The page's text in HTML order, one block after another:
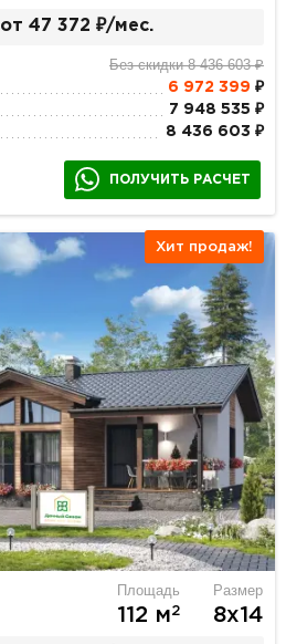
от 47 372 ₽/мес.
Без скидки 8 436 603 ₽
6 972 399 ₽
7 948 535 ₽
8 436 603 ₽
ПОЛУЧИТЬ РАСЧЕТ
Хит продаж!
Площадь
112 м2
Размер
8х14